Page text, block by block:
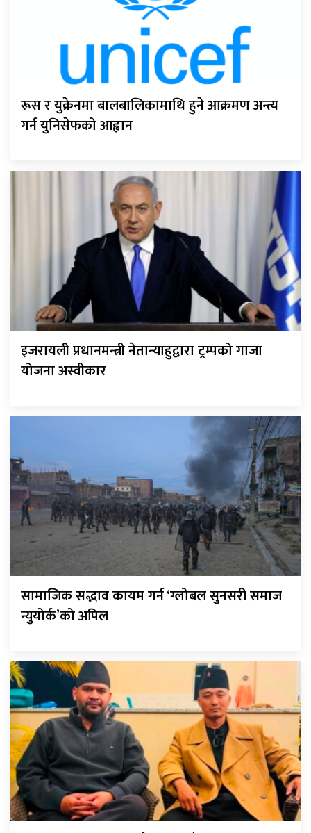
रूस र युक्रेनमा बालबालिकामाथि हुने आक्रमण अन्त्य
गर्न युनिसेफको आह्वान
इजरायली प्रधानमन्त्री नेतान्याहुद्वारा ट्रम्पको गाजा
योजना अस्वीकार
सामाजिक सद्भाव कायम गर्न ‘ग्लोबल सुनसरी समाज
न्युयोर्क’को अपिल